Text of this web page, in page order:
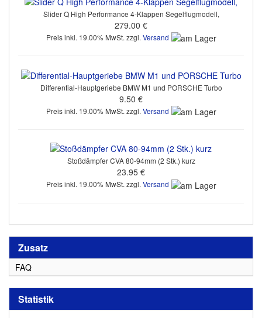
Slider Q High Performance 4-Klappen Segelflugmodell,
279.00 €
Preis inkl. 19.00% MwSt. zzgl. Versand
Differential-Hauptgeriebe BMW M1 und PORSCHE Turbo
9.50 €
Preis inkl. 19.00% MwSt. zzgl. Versand
Stoßdämpfer CVA 80-94mm (2 Stk.) kurz
23.95 €
Preis inkl. 19.00% MwSt. zzgl. Versand
Zusatz
FAQ
Statistik